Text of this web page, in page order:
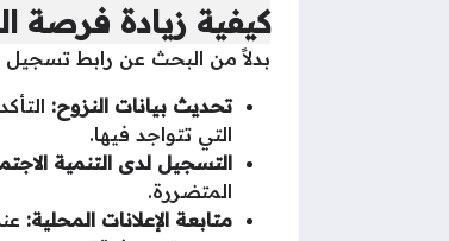
كيفية زيادة فرصة
بدلاً من البحث عن رابط تسجيل
تحديث بيانات النزوح:
التي تتواجد فيها.
التسجيل لدى التنمية
المتضررة.
متابعة الإعلانات المحلية: